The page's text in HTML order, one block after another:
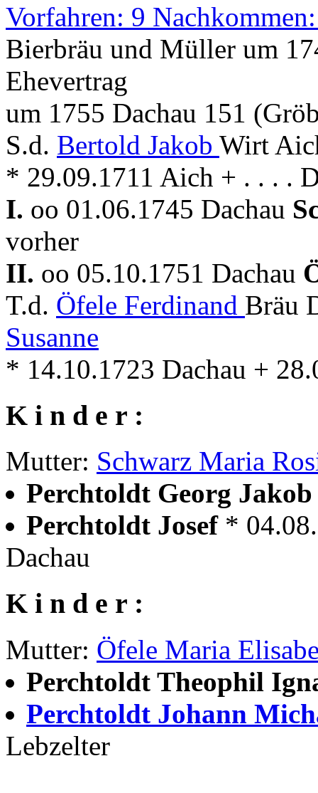
Vorfahren: 9
Bierbräu und Müller um
Ehevertrag
um 1755 Dachau 151
S.d. Bertold Jakob Wirt
* 29.09.1711 Aich + . . . .
I. oo 01.06.1745 Dachau
vorher
II. oo 05.10.1751 Dachau
T.d. Öfele Ferdinand Bräu
Susanne
* 14.10.1723 Dachau +
K i n d e r :
Mutter: Schwarz Maria
Perchtoldt Georg
Perchtoldt Josef *
Dachau
K i n d e r :
Mutter: Öfele Maria
Perchtoldt Theophil
Perchtoldt Johann
Lebzelter